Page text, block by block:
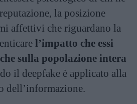
la posizione
affettivi che riguardano la
l’impatto che essi
sulla popolazione intera
il deepfake è applicato alla
dell’informazione.